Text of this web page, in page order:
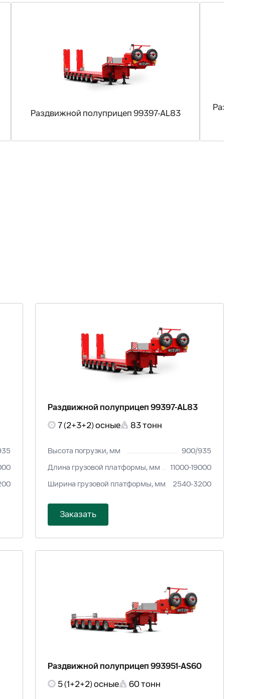
Раздвижной полуприцеп 99397-AL83
Раздвижной
Раздвижной полуприцеп 99397-AL83
7 (2+3+2) осные
83 тонн
Высота погрузки, мм 900/935
Длина грузовой платформы, мм 11000-19000
Ширина грузовой платформы, мм 2540-3200
Заказать
Раздвижной полуприцеп 993951-AS60
5 (1+2+2) осные
60 тонн